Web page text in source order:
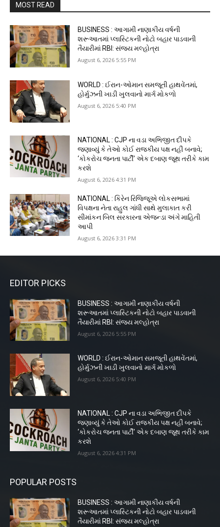
MOST READ
BUSINESS : આગામી નાણાકીય વર્ષની
શરૂઆતમાં પ્લાસ્ટિકની નોટો બહાર પાડવાની
તૈયારીમાં RBI: સંજય મલ્હોત્રા
August 6, 2026 5:55 PM
WORLD : ઈરાન-ઓમાન સમજૂતી હાથવેંતમાં,
હોર્મુઝની ખાડી ખુલવાનો માર્ગ મોકળો
August 6, 2026 5:40 PM
NATIONAL : CJP ના વડા અભિજીત દીપકે
જણાવ્યું કે તેઓ કોઈ રાજકીય પક્ષ નહીં બનાવે;
‘કોકરોચ જનતા પાર્ટી’ એક દબાણ જૂથ તરીકે કામ
કરશે
August 6, 2026 4:31 PM
NATIONAL : કિરેન રિજિજૂએ લોકસભામાં
વિપક્ષના નેતા રાહુલ ગાંધી સાથે મુલાકાત કરી
સીમાંકન બિલ સરકારના એજન્ડા અંગે માહિતી
આપી
August 6, 2026 3:31 PM
EDITOR PICKS
BUSINESS : આગામી નાણાકીય વર્ષની
શરૂઆતમાં પ્લાસ્ટિકની નોટો બહાર પાડવાની
તૈયારીમાં RBI: સંજય મલ્હોત્રા
August 6, 2026 5:55 PM
WORLD : ઈરાન-ઓમાન સમજૂતી હાથવેંતમાં,
હોર્મુઝની ખાડી ખુલવાનો માર્ગ મોકળો
August 6, 2026 5:40 PM
NATIONAL : CJP ના વડા અભિજીત દીપકે
જણાવ્યું કે તેઓ કોઈ રાજકીય પક્ષ નહીં બનાવે;
‘કોકરોચ જનતા પાર્ટી’ એક દબાણ જૂથ તરીકે કામ
કરશે
August 6, 2026 4:31 PM
POPULAR POSTS
BUSINESS : આગામી નાણાકીય વર્ષની
શરૂઆતમાં પ્લાસ્ટિકની નોટો બહાર પાડવાની
તૈયારીમાં RBI: સંજય મલ્હોત્રા